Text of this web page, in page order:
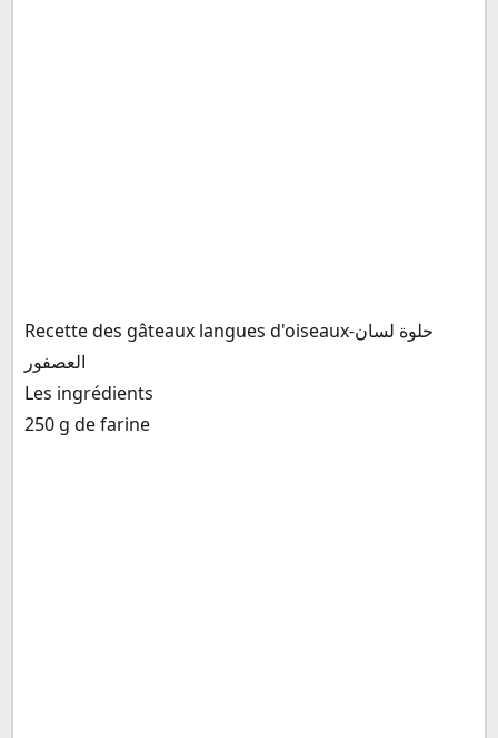
Recette des gâteaux langues d'oiseaux-حلوة لسان
العصفور
Les ingrédients
250 g de farine